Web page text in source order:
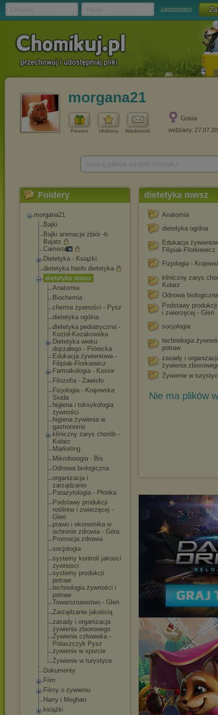
zapomniałem
morgana21
Prezent Ulubiony Wiadomość
Gosia
widziany:
Foldery
morgana21
Bajki
Bajki animacje zbiór -h
Bajarz
Camera
Dietetyka - Książki
dietetyka hasło dietetyka
dietetyka mwsz
Anatomia
Biochemia
chemia żywności - Pysz
dietetyka ogólna
dietetyka pediatryczna -
Kozioł-Kozakowska
Dietetyka wieku
dojrzałego - Piórecka
Edukacja żywieniowa -
Filipiak-Florkiewicz
Farmakologia - Kosior
Filozofia - Zawisło
Fizjologia - Krajewska
Siuda
higiena i toksykologia
żywności
higiena żywienia w
gastronomii
kliniczny zarys chorób -
Kolarz
Marketing
Mikrobioogia - Bis
Odnowa biologiczna
organizacja i
zarządzanie
Parazytologia - Płonka
Podstawy produkcji
roślinne i zwierzęcej -
Gleń
prawo i ekonomika w
ochronie zdrowia - Góra
Promocja zdrowia
socjologia
systemy kontroli jakosci
zywnosci
systemy produkcji
potraw
technologia żywności i
potraw
Towaroznawstwo - Gleń
Zarządzanie jakością
zasady i organizacja
żywienia zbiorowego
Żywienie człowieka -
Polaszczyk Pysz
żywienie w sporcie
Żywienie w turystyce
Dokumenty
Film
Filmy o żywieniu
Harry i Meghan
książki
dietetyka mwsz
Anatomia
dietetyka ogólna
Edukacja
Filipiak-Florkiewicz
Fizjologia -
kliniczny zarys
Kolarz
Odnowa biologiczna
Podstawy
i zwierzęcej - Gleń
socjologia
technologia
potraw
zasady i
żywienia
Żywienie w
Nie ma plików